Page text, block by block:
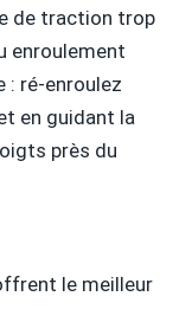
de traction trop
enroulement
: ré-enroulez
en guidant la
près du
le meilleur